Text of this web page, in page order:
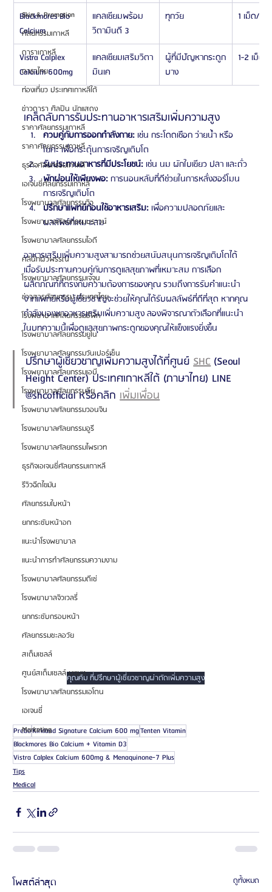
Skin & Promotion
ศัลยกรรมเกาหลี
ดาราเกาหลี
ดาราไทย
ท่องเที่ยว ประเทศเกาหลีใต้
ข่าวดารา ศิลปิน นักแสดง
ราคาศัลยกรรมเกาหลี
ราคาศัลยกรรมเกาหลี
ธุรกิจศัลยกรรมเกาหลี
เอเจนซี่ศัลยกรรมเกาหลี
โรงพยาบาลศัลยกรรมวิว
โรงพยาบาลศัลยกรรมบราวน์
โรงพยาบาลศัลยกรรมไอดี
คลินิกผิวพรรณ
โรงพยาบาลศัลยกรรมเจจุน
ข่าวสารศัลยกรรม ประเทศไทย
โรงพยาบาลศัลยกรรมอีพิก
โรงพยาบาลศัลยกรรมยูโน
โรงพยาบาลศัลยกรรมวันเปอร์เซ็น
โรงพยาบาลศัลยกรรมเอบี
โรงพยาบาลศัลยกรรมอียู
โรงพยาบาลศัลยกรรมวอนจิน
โรงพยาบาลศัลยกรรมอูรี
โรงพยาบาลศัลยกรรมไพรเวท
ธุรกิจเอเจนซี่ศัลยกรรมเกาหลี
รีวิวฉีดไขมัน
ศัลยกรรมใบหน้า
ยกกระชับหน้าอก
แนะนำโรงพยาบาล
แนะนำการทำศัลยกรรมความงาม
โรงพยาบาลศัลยกรรมดีเซ่
โรงพยาบาลจิวเวลรี่
ยกกระชับกรอบหน้า
ศัลยกรรมชะลอวัย
สเต็มเซลล์
ศูนย์สเต็มเซลล์ บงบง
โรงพยาบาลศัลยกรรมเอโตน
เอเจนซี่
Marketing
Blackmores Bio
Calcium
แคลเซียมพร้อม
วิตามินดี 3
ทุกวัย 1 เม็ด/วัน
Vistra Calplex
Calcium 600mg
แคลเซียมเสริมวิตา
มินเค
ผู้ที่มีปัญหากระดูก
บาง
1-2 เม็ด/
เคล็ดลับการรับประทานอาหารเสริมเพิ่มความสูง
ควบคู่กับการออกกำลังกาย: เช่น กระโดดเชือก ว่ายน้ำ หรือ
โยคะ เพื่อกระตุ้นการเจริญเติบโต
รับประทานอาหารที่มีประโยชน์: เช่น นม ผักใบเขียว ปลา และถั่ว
พักผ่อนให้เพียงพอ: การนอนหลับที่ดีช่วยในการหลั่งฮอร์โมน
การเจริญเติบโต
ปรึกษาแพทย์ก่อนใช้อาหารเสริม: เพื่อความปลอดภัยและ
ผลลัพธ์ที่เหมาะสม
อาหารเสริมเพิ่มความสูงสามารถช่วยสนับสนุนการเจริญเติบโตได้
เมื่อรับประทานควบคู่กับการดูแลสุขภาพที่เหมาะสม การเลือก
ผลิตภัณฑ์ที่ตรงกับความต้องการของคุณ รวมถึงการรับคำแนะนำ
จากแพทย์หรือผู้เชี่ยวชาญจะช่วยให้คุณได้รับผลลัพธ์ที่ดีที่สุด หากคุณ
กำลังมองหาอาหารเสริมเพิ่มความสูง ลองพิจารณาตัวเลือกที่แนะนำ
ในบทความนี้เพื่อดูแลสุขภาพกระดูกของคุณให้แข็งแรงยิ่งขึ้น
ปรึกษาผู้เชี่ยวชาญเพิ่มความสูงได้ที่ศูนย์ SHC (Seoul
Height Center) ประเทศเกาหลีใต้ (ภาษาไทย) LINE
@shcofficial หรือคลิก เพิ่มเพื่อน
คุณคิม ที่ปรึกษาผู้เชี่ยวชาญผ่าตัดเพิ่มความสูง
PreboKirkland Signature Calcium 600 mgTenten Vitamin
Blackmores Bio Calcium + Vitamin D3
Vistra Calplex Calcium 600mg & Menaquinone-7 Plus
Tips
Medical
โพสต์ล่าสุด ดูทั้งหมด